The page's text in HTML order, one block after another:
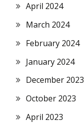
April 2024
March 2024
February 2024
January 2024
December 2023
October 2023
April 2023